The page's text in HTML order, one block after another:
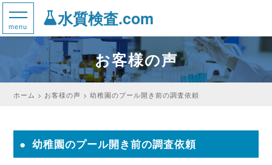
水質検査.com
お客様の声
ホーム お客様の声 幼稚園のプール開き前の調査依頼
幼稚園のプール開き前の調査依頼